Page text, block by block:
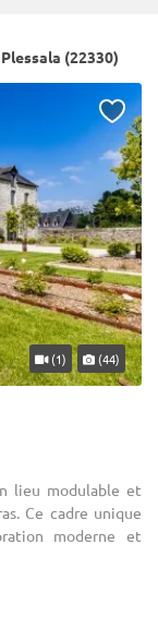
(22330)
(1) (44)
lieu modulable et
Ce cadre unique
moderne et